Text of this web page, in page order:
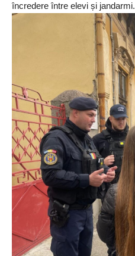
încredere între elevi și jandarmi.